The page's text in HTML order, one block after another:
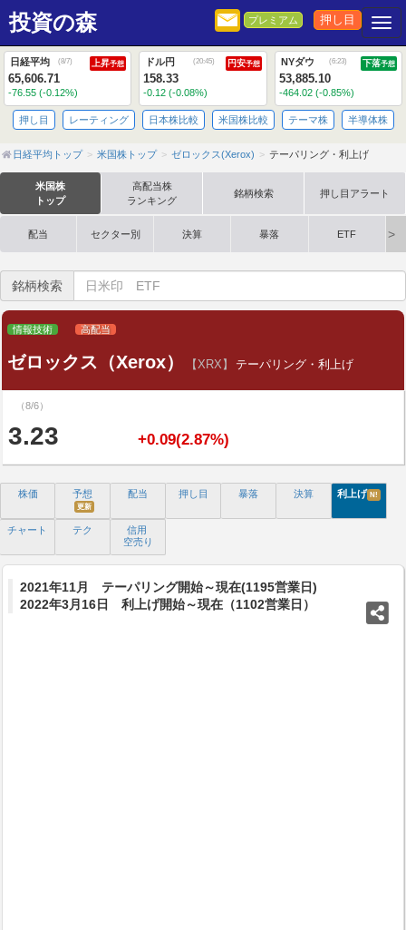
投資の森 プレミアム 押し目
日経平均 (8/7) 上昇予想
65,606.71
-76.55 (-0.12%)
ドル円 (20:45) 円安予想
158.33
-0.12 (-0.08%)
NYダウ (6:23) 下落予想
53,885.10
-464.02 (-0.85%)
押し目 レーティング 日本株比較 米国株比較 テーマ株 半導体株
日経平均トップ 米国株トップ ゼロックス(Xerox) テーパリング・利上げ
米国株
トップ
高配当株
ランキング
銘柄検索 押し目アラート
配当 セクター別 決算 暴落 ETF
銘柄検索
情報技術 高配当
ゼロックス（Xerox） 【XRX】 テーパリング・利上げ
（8/6）
3.23 +0.09(2.87%)
株価 予想
更新
配当 押し目 暴落 決算 利上げ N!
チャート テク
信用
空売り
2021年11月 テーパリング開始～現在(1195営業日)
2022年3月16日 利上げ開始～現在（1102営業日）